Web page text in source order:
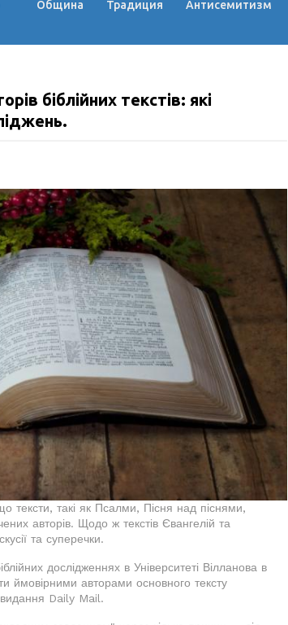
Община Традиция Антисемитизм
біблійних текстів: які
тексти, такі як Псалми, Пісня над піснями,
авторів. Щодо ж текстів Євангелій та
та суперечки.
дослідженнях в Університеті Вілланова в
ймовірними авторами основного тексту
Daily Mail.